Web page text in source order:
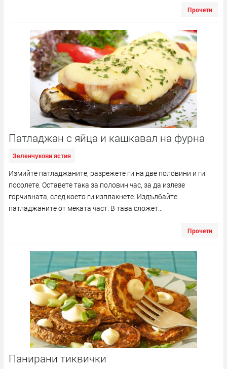
Прочети
Патладжан с яйца и кашкавал на фурна
Зеленчукови ястия
Измийте патладжаните, разрежете ги на две половини и ги
посолете. Оставете така за половин час, за да излезе
горчивната, след което ги изплакнете. Издълбайте
патладжаните от меката част. В тава сложет...
Прочети
Панирани тиквички